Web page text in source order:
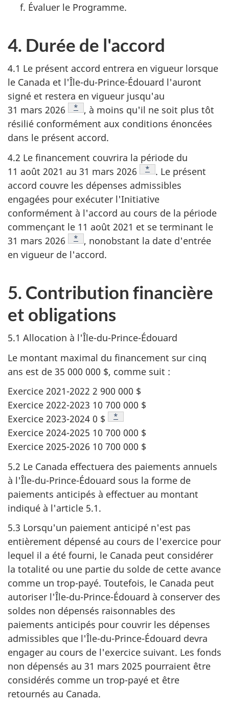
Évaluer le Programme.
4. Durée de l'accord
4.1 Le présent accord entrera en vigueur lorsque
le Canada et l'Île-du-Prince-Édouard l'auront
signé et restera en vigueur jusqu'au
31 mars 2026
Note de bas de page
*
, à moins qu'il ne soit plus tôt
résilié conformément aux conditions énoncées
dans le présent accord.
4.2 Le financement couvrira la période du
11 août 2021 au 31 mars 2026
Note de bas de page
*
. Le présent
accord couvre les dépenses admissibles
engagées pour exécuter l'Initiative
conformément à l'accord au cours de la période
commençant le 11 août 2021 et se terminant le
31 mars 2026
Note de bas de page
*
, nonobstant la date d'entrée
en vigueur de l'accord.
5. Contribution financière
et obligations
5.1 Allocation à l'Île-du-Prince-Édouard
Le montant maximal du financement sur cinq
ans est de 35 000 000 $, comme suit :
Exercice 2021-2022 2 900 000 $
Exercice 2022-2023 10 700 000 $
Exercice 2023-2024 0 $
Note de bas de page
*
Exercice 2024-2025 10 700 000 $
Exercice 2025-2026 10 700 000 $
5.2 Le Canada effectuera des paiements annuels
à l'Île-du-Prince-Édouard sous la forme de
paiements anticipés à effectuer au montant
indiqué à l'article 5.1.
5.3 Lorsqu'un paiement anticipé n'est pas
entièrement dépensé au cours de l'exercice pour
lequel il a été fourni, le Canada peut considérer
la totalité ou une partie du solde de cette avance
comme un trop-payé. Toutefois, le Canada peut
autoriser l'Île-du-Prince-Édouard à conserver des
soldes non dépensés raisonnables des
paiements anticipés pour couvrir les dépenses
admissibles que l'Île-du-Prince-Édouard devra
engager au cours de l'exercice suivant. Les fonds
non dépensés au 31 mars 2025 pourraient être
considérés comme un trop-payé et être
retournés au Canada.